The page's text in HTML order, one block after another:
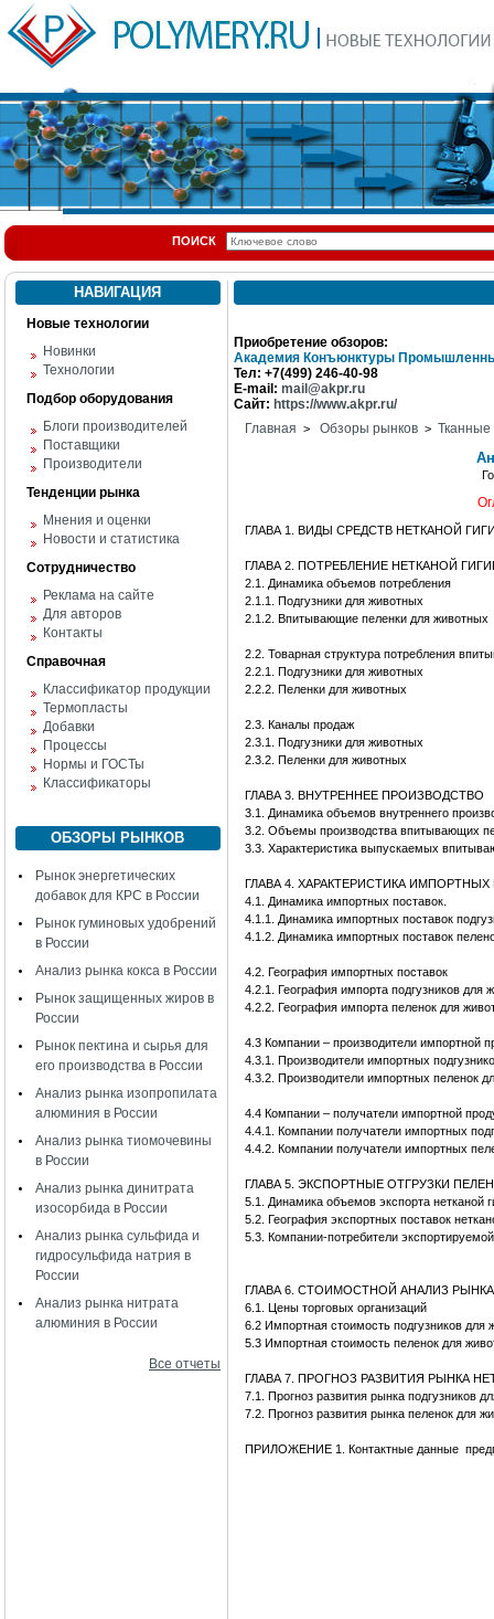
ПОИСК
НАВИГАЦИЯ
Новые технологии
Новинки
Технологии
Подбор оборудования
Блоги производителей
Поставщики
Производители
Тенденции рынка
Мнения и оценки
Новости и статистика
Сотрудничество
Реклама на сайте
Для авторов
Контакты
Справочная
Классификатор продукции
Термопласты
Добавки
Процессы
Нормы и ГОСТы
Классификаторы
ОБЗОРЫ РЫНКОВ
Рынок энергетических
добавок для КРС в России
Рынок гуминовых удобрений
в России
Анализ рынка кокса в России
Рынок защищенных жиров в
России
Рынок пектина и сырья для
его производства в России
Анализ рынка изопропилата
алюминия в России
Анализ рынка тиомочевины
в России
Анализ рынка динитрата
изосорбида в России
Анализ рынка сульфида и
гидросульфида натрия в
России
Анализ рынка нитрата
алюминия в России
Все отчеты
Приобретение обзоров:
Академия Конъюнктуры
Тел: +7(499) 246-40-98
E-mail: mail@akpr.ru
Сайт: https://www.akpr.ru/
Главная > Обзоры рынков >
ГЛАВА 1. ВИДЫ СРЕДСТВ НЕТКАНОЙ
ГЛАВА 2. ПОТРЕБЛЕНИЕ НЕТКАНОЙ
2.1. Динамика объемов потребления
2.1.1. Подгузники для животных
2.1.2. Впитывающие пеленки для животных
2.2. Товарная структура потребления
2.2.1. Подгузники для животных
2.2.2. Пеленки для животных
2.3. Каналы продаж
2.3.1. Подгузники для животных
2.3.2. Пеленки для животных
ГЛАВА 3. ВНУТРЕННЕЕ ПРОИЗВОДСТВО
3.1. Динамика объемов внутреннего
3.2. Объемы производства впитывающих
3.3. Характеристика выпускаемых
ГЛАВА 4. ХАРАКТЕРИСТИКА
4.1. Динамика импортных поставок.
4.1.1. Динамика импортных поставок
4.1.2. Динамика импортных поставок
4.2. География импортных поставок
4.2.1. География импорта подгузников для
4.2.2. География импорта пеленок для
4.3 Компании – производители импортной
4.3.1. Производители импортных
4.3.2. Производители импортных пеленок
4.4 Компании – получатели импортной
4.4.1. Компании получатели импортных
4.4.2. Компании получатели импортных
ГЛАВА 5. ЭКСПОРТНЫЕ ОТГРУЗКИ
5.1. Динамика объемов экспорта нетканой
5.2. География экспортных поставок
5.3. Компании-потребители
ГЛАВА 6. СТОИМОСТНОЙ АНАЛИЗ
6.1. Цены торговых организаций
6.2 Импортная стоимость подгузников для
5.3 Импортная стоимость пеленок для
ГЛАВА 7. ПРОГНОЗ РАЗВИТИЯ РЫНКА
7.1. Прогноз развития рынка подгузников
7.2. Прогноз развития рынка пеленок для
ПРИЛОЖЕНИЕ 1. Контактные данные